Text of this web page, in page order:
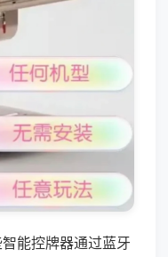
能控牌器通过蓝牙